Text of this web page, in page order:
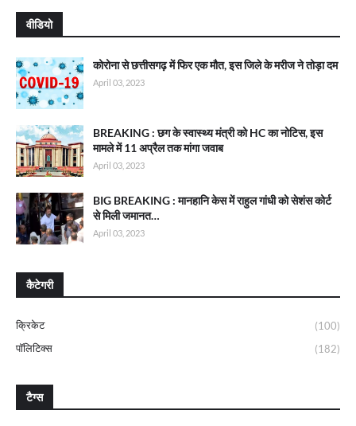
वीडियो
कोरोना से छत्तीसगढ़ में फिर एक मौत, इस जिले के मरीज ने तोड़ा दम
April 03, 2023
BREAKING : छग के स्वास्थ्य मंत्री को HC का नोटिस, इस
मामले में 11 अप्रैल तक मांगा जवाब
April 03, 2023
BIG BREAKING : मानहानि केस में राहुल गांधी को सेशंस कोर्ट
से मिली जमानत…
April 03, 2023
कैटेगरी
क्रिकेट
(100)
पॉलिटिक्स
(182)
टैग्स